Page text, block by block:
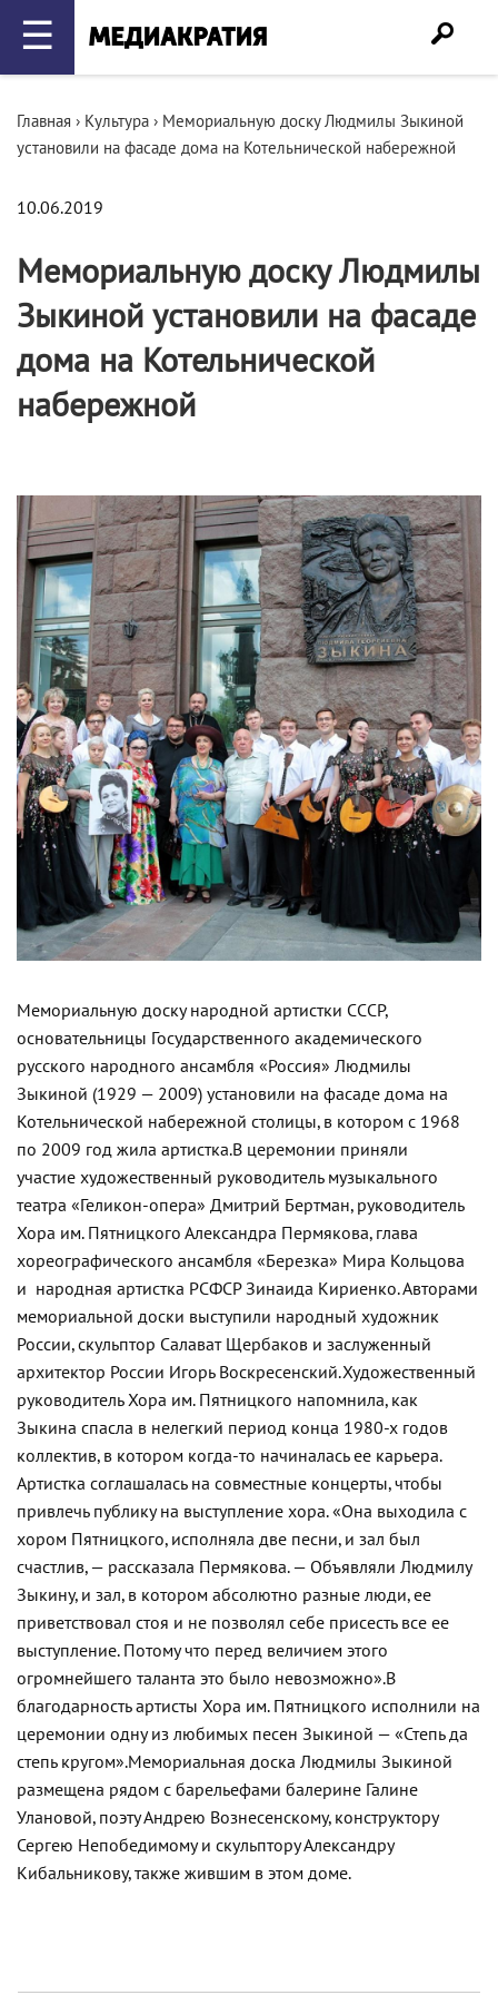
☰
Главная › Культура › Мемориальную доску Людмилы Зыкиной
установили на фасаде дома на Котельнической набережной
10.06.2019
Мемориальную доску Людмилы
Зыкиной установили на фасаде
дома на Котельнической
набережной
Мемориальную доску народной артистки СССР,
основательницы Государственного академического
русского народного ансамбля «Россия» Людмилы
Зыкиной (1929 — 2009) установили на фасаде дома на
Котельнической набережной столицы, в котором с 1968
по 2009 год жила артистка.В церемонии приняли
участие художественный руководитель музыкального
театра «Геликон-опера» Дмитрий Бертман, руководитель
Хора им. Пятницкого Александра Пермякова, глава
хореографического ансамбля «Березка» Мира Кольцова
и народная артистка РСФСР Зинаида Кириенко.Авторами
мемориальной доски выступили народный художник
России, скульптор Салават Щербаков и заслуженный
архитектор России Игорь Воскресенский.Художественный
руководитель Хора им. Пятницкого напомнила, как
Зыкина спасла в нелегкий период конца 1980-х годов
коллектив, в котором когда-то начиналась ее карьера.
Артистка соглашалась на совместные концерты, чтобы
привлечь публику на выступление хора. «Она выходила с
хором Пятницкого, исполняла две песни, и зал был
счастлив, — рассказала Пермякова. — Объявляли Людмилу
Зыкину, и зал, в котором абсолютно разные люди, ее
приветствовал стоя и не позволял себе присесть все ее
выступление. Потому что перед величием этого
огромнейшего таланта это было невозможно».В
благодарность артисты Хора им. Пятницкого исполнили на
церемонии одну из любимых песен Зыкиной — «Степь да
степь кругом».Мемориальная доска Людмилы Зыкиной
размещена рядом с барельефами балерине Галине
Улановой, поэту Андрею Вознесенскому, конструктору
Сергею Непобедимому и скульптору Александру
Кибальникову, также жившим в этом доме.